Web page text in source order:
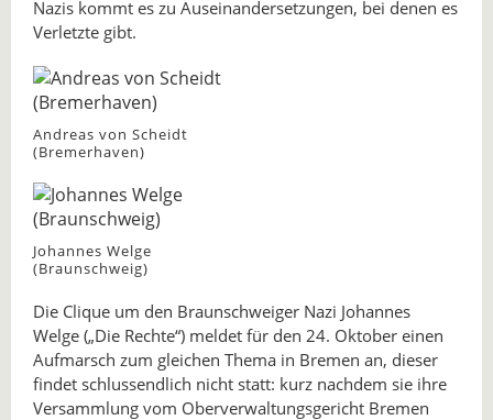
Nazis kommt es zu Auseinandersetzungen, bei denen es
Verletzte gibt.
Andreas von Scheidt
(Bremerhaven)
Johannes Welge
(Braunschweig)
Die Clique um den Braunschweiger Nazi Johannes
Welge („Die Rechte“) meldet für den 24. Oktober einen
Aufmarsch zum gleichen Thema in Bremen an, dieser
findet schlussendlich nicht statt: kurz nachdem sie ihre
Versammlung vom Oberverwaltungsgericht Bremen